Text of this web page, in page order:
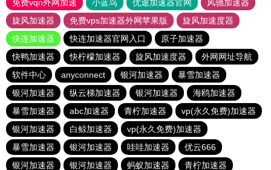
免费vqn外网加速
小蓝鸟 优途加速器官网
风驰加速器
旋风加速器
免费vps加速器外网苹果版
旋风加速度器
快连加速器
快连加速器官网入口
原子加速器
快鸭加速器
快柠檬加速器 旋风加速度器
外网网址导航
软件中心
anyconnect 银河加速器
暴雪加速器
银河加速器
纵云梯加速器 银河加速器
海鸥加速器
暴雪加速器
abc加速器 青柠加速器
vp(永久免费)加速器
银河加速器
白鲸加速器
vp(永久免费)加速器
暴雪加速器
银河加速器 哇哇加速器
优云666
银河加速器
银河加速器 蚂蚁加速器 青柠加速器